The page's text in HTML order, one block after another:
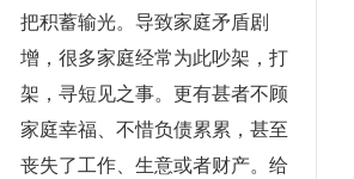
把积蓄输光。导致家庭矛盾剧
增，很多家庭经常为此吵架，打
架，寻短见之事。更有甚者不顾
家庭幸福、不惜负债累累，甚至
丧失了工作、生意或者财产。给